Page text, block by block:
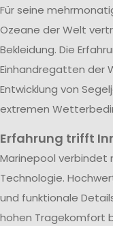
Für seine
Ozeane der Welt
Bekleidung. Die
Einhandregatten der
Entwicklung von
extremen
Erfahrung trifft
Marinepool
Technologie.
und funktionale
hohen Tragekomfort